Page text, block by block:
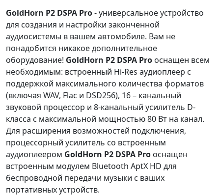
GoldHorn P2 DSPA Pro- универсальное устройство
для создания и настройки законченной
аудиосистемы в вашем автомобиле. Вам не
понадобится никакое дополнительное
оборудование! GoldHorn P2 DSPA Pro оснащен всем
необходимым: встроенный Hi-Res аудиоплеер с
поддержкой максимального количества форматов
(включая WAV, Flac и DSD256), 16 – канальный
звуковой процессор и 8-канальный усилитель D-
класса с максимальной мощностью 80 Вт на канал.
Для расширения возможностей подключения,
процессорный усилитель со встроенным
аудиоплеером GoldHorn P2 DSPA Pro оснащен
встроенным модулем Bluetooth AptX HD для
беспроводной передачи музыки с ваших
портативных устройств.